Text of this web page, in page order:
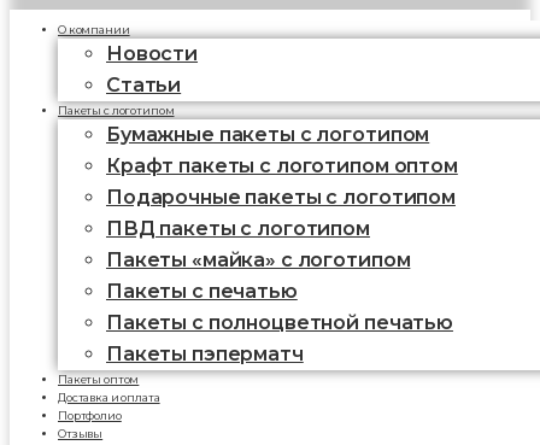
О компании
Новости
Статьи
Пакеты с логотипом
Бумажные пакеты с логотипом
Крафт пакеты с логотипом оптом
Подарочные пакеты с логотипом
ПВД пакеты с логотипом
Пакеты «майка» с логотипом
Пакеты c печатью
Пакеты с полноцветной печатью
Пакеты пэперматч
Пакеты оптом
Доставка и оплата
Портфолио
Отзывы